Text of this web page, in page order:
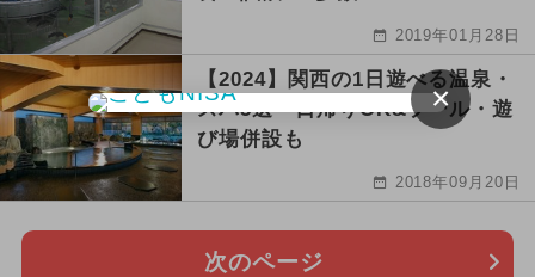
2019年01月28日
【2024】関西の1日遊べる温泉・
スパ5選 日帰りOK&プール・遊
び場併設も
2018年09月20日
次のページ
×